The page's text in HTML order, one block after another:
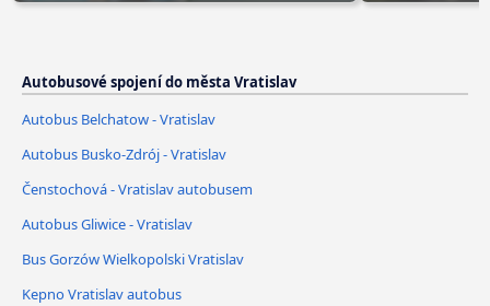
Autobusové spojení do města Vratislav
Autobus Belchatow - Vratislav
Autobus Busko-Zdrój - Vratislav
Čenstochová - Vratislav autobusem
Autobus Gliwice - Vratislav
Bus Gorzów Wielkopolski Vratislav
Kepno Vratislav autobus